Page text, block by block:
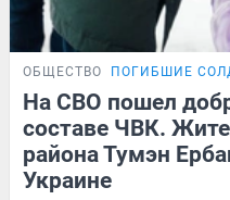
ОБЩЕСТВО ПОГИБШИЕ
На СВО пошел
составе ЧВК.
района Тумэн
Украине